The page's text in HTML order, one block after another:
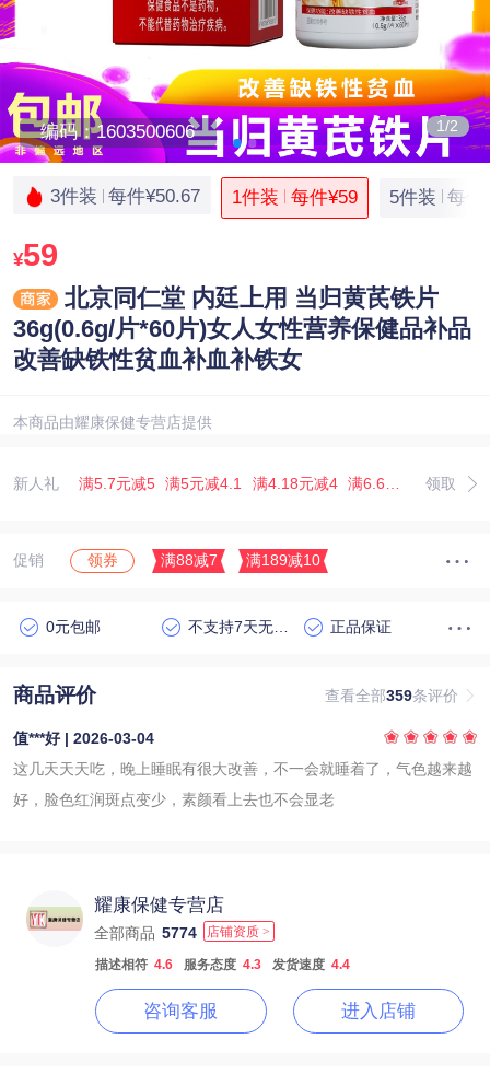
1/2
编码：1603500606
3件装 每件¥50.67 1件装 每件¥59 5件装 每件
¥59
北京同仁堂 内廷上用 当归黄芪铁片
36g(0.6g/片*60片)女人女性营养保健品补品
改善缺铁性贫血补血补铁女
本商品由耀康保健专营店提供
新人礼 领取
满5.7元减5 满5元减4.1 满4.18元减4 满6.67元减5.07 满
促销 领券 满88减7 满189减10
0元包邮 不支持7天无理由退货 正品保证
商品评价 查看全部359条评价
值***好 | 2026-03-04
这几天天天吃，晚上睡眠有很大改善，不一会就睡着了，气色越来越
好，脸色红润斑点变少，素颜看上去也不会显老
耀康保健专营店
全部商品 5774 店铺资质 >
描述相符 4.6 服务态度 4.3 发货速度 4.4
咨询客服 进入店铺